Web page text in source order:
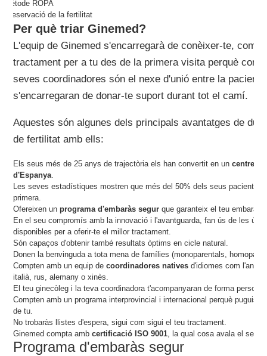
Mètode ROPA
Preservació de la fertilitat
Per què triar Ginemed?
L'equip de Ginemed s'encarregarà de conèixer-te,
tractament per a tu des de la primera visita perquè
seves coordinadores són el nexe d'unió entre la pacient
s'encarregaran de donar-te suport durant tot el camí.
Aquestes són algunes dels principals avantatges de dur
de fertilitat amb ells:
Els seus més de 25 anys de trajectòria els han convertit en uncentre
d'Espanya.
Les seves estadístiques mostren que més del 50% dels seus pacients
primera.
Ofereixen unprograma d'embaràs segur que garanteix el teu embaràs
En el seu compromís amb la innovació i l'avantguarda, fan ús de les
disponibles per a oferir-te el millor tractament.
Són capaços d'obtenir també resultats òptims en cicle natural.
Donen la benvinguda a tota mena de famílies (monoparentals,
Compten amb un equip decoordinadores natives d'idiomes com
italià, rus, alemany o xinès.
El teu ginecòleg i la teva coordinadora t'acompanyaran de forma
Compten amb un programa interprovincial i internacional perquè puguis
de tu.
No trobaràs llistes d'espera, sigui com sigui el teu tractament.
Ginemed compta ambcertificació ISO 9001, la qual cosa avala el seu
Programa d'embaràs segur